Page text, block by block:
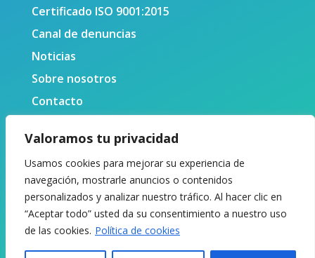
Valoramos tu privacidad
Usamos cookies para mejorar su experiencia de
navegación, mostrarle anuncios o contenidos
personalizados y analizar nuestro tráfico. Al hacer clic en
“Aceptar todo” usted da su consentimiento a nuestro uso
de las cookies. Política de cookies
Certificado ISO 9001:2015
Canal de denuncias
Noticias
Sobre nosotros
Contacto
© 2024 Centro Tecnológico Naval y del Mar. Todos los
derechos reservados